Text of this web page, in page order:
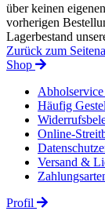
über keinen
vorherigen
Lagerbestand
Zurück zum
Shop
Häufig
Online-
Versand &
Profil